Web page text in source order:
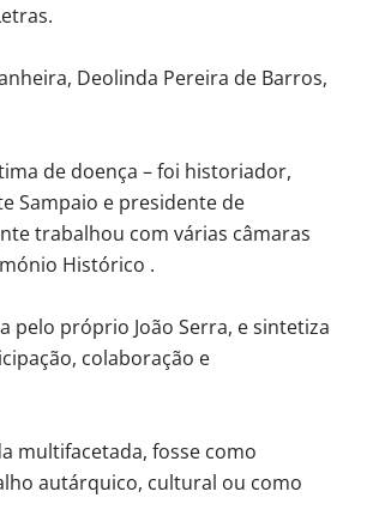
Deolinda Pereira de Barros,
de doença – foi historiador,
Sampaio e presidente de
trabalhou com várias câmaras
Histórico .
pelo próprio João Serra, e sintetiza
colaboração e
multifacetada, fosse como
autárquico, cultural ou como